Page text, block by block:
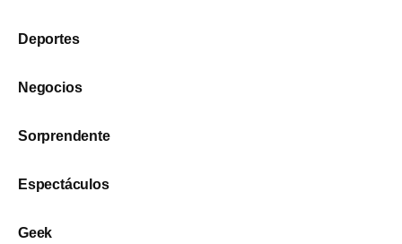
Deportes
Negocios
Sorprendente
Espectáculos
Geek